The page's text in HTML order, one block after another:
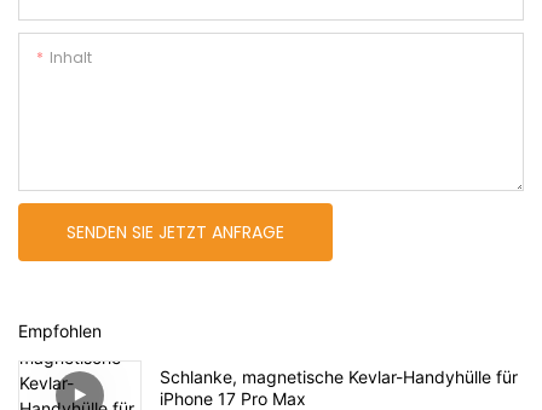
Inhalt
SENDEN SIE JETZT ANFRAGE
Empfohlen
Schlanke, magnetische Kevlar-Handyhülle für
iPhone 17 Pro Max